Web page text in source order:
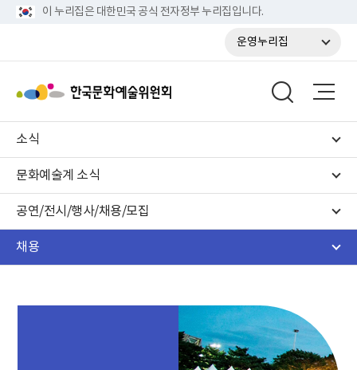
이 누리집은 대한민국 공식 전자정부 누리집입니다.
운영누리집
소식
문화예술계 소식
공연/전시/행사/채용/모집
채용